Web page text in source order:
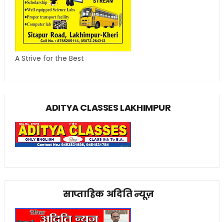
A Strive for the Best
ADITYA CLASSES LAKHIMPUR
साप्ताहिक अदिति न्यूज़